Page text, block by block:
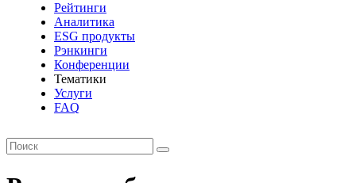
Рейтинги
Аналитика
ESG продукты
Рэнкинги
Конференции
Тематики
Услуги
FAQ